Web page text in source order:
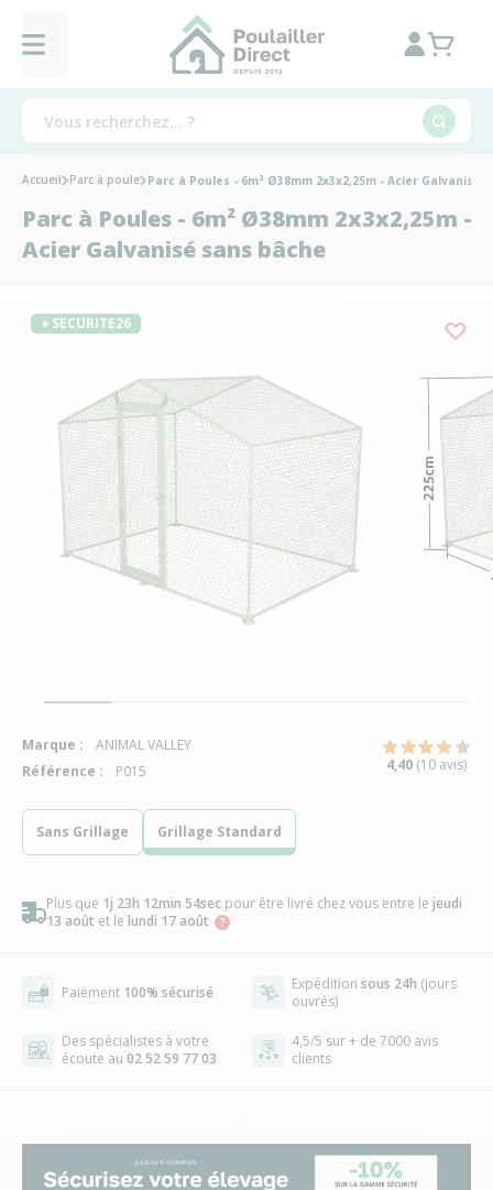
Sans Grillage Grillage Standard
Plus que 1j 23h 12min 53sec pour être livré chez vous entre le jeudi
13 août et le lundi 17 août
Paiement 100% sécurisé Expédition sous 24h (jours
ouvrés)
Des spécialistes à votre
écoute au 02 52 59 77 03
4,5/5 sur + de 7000 avis
clients
Accueil Parc à poule Parc à Poules - 6m² Ø38mm 2x3x2,25m - Acier Galvanisé
Parc à Poules - 6m² Ø38mm 2x3x2,25m -
Acier Galvanisé sans bâche
♦ SECURITE26
Marque :
ANIMAL VALLEY
Référence :
P015 4,40 (10 avis)